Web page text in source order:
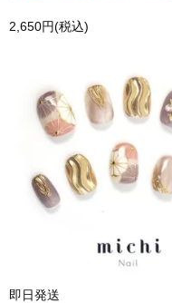
2,650円(税込)
即日発送